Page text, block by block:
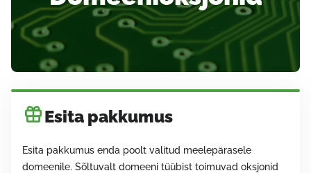
Esita pakkumus
Esita pakkumus enda poolt valitud meelepärasele
domeenile. Sõltuvalt domeeni tüübist toimuvad oksjonid